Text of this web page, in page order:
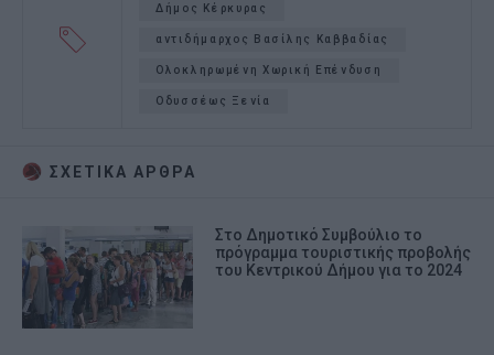
Δήμος Κέρκυρας
αντιδήμαρχος Βασίλης Καββαδίας
Ολοκληρωμένη Χωρική Επένδυση
Οδυσσέως Ξενία
ΣΧΕΤΙΚA AΡΘΡΑ
Στο Δημοτικό Συμβούλιο το
πρόγραμμα τουριστικής προβολής
του Κεντρικού Δήμου για το 2024